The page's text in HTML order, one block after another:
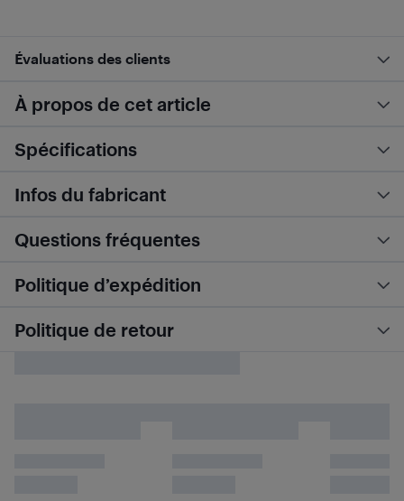
Évaluations des clients
À propos de cet article
Spécifications
Infos du fabricant
Questions fréquentes
Politique d’expédition
Politique de retour